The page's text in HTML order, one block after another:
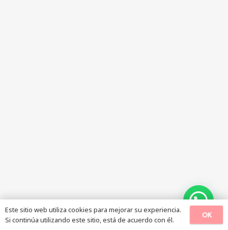
Este sitio web utiliza cookies para mejorar su experiencia.
Si continúa utilizando este sitio, está de acuerdo con él.
OK